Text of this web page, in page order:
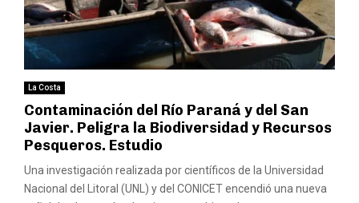
La Costa
Contaminación del Río Paraná y del San
Javier. Peligra la Biodiversidad y Recursos
Pesqueros. Estudio
Una investigación realizada por científicos de la Universidad
Nacional del Litoral (UNL) y del CONICET encendió una nueva